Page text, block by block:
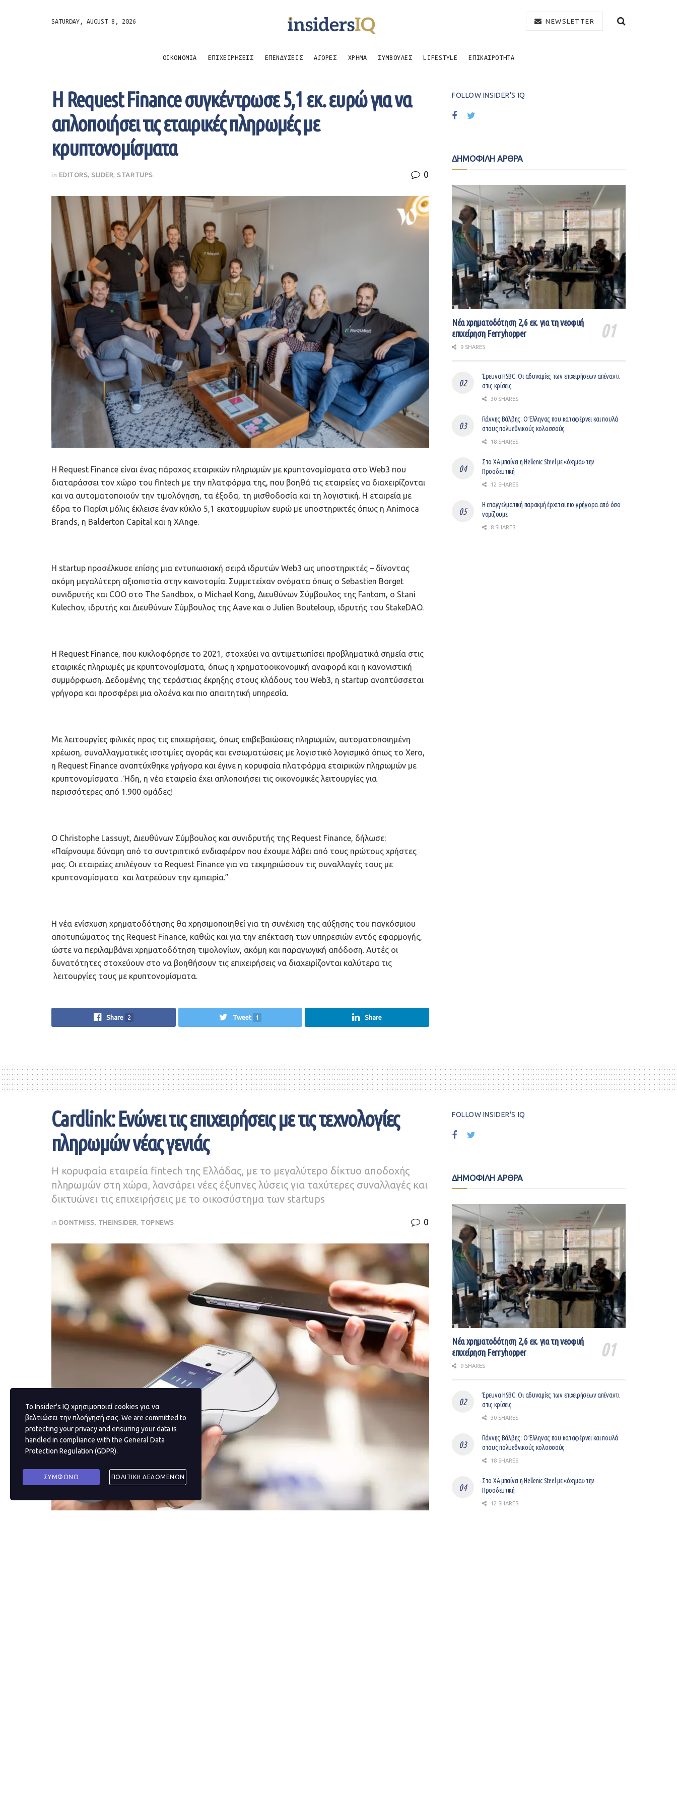
SATURDAY, AUGUST 8, 2026 NEWSLETTER
ΟΙΚΟΝΟΜΙΑ ΕΠΙΧΕΙΡΗΣΕΙΣ ΕΠΕΝΔΥΣΕΙΣ ΑΓΟΡΕΣ ΧΡΗΜΑ ΣΥΜΒΟΥΛΕΣ LIFESTYLE ΕΠΙΚΑΙΡΟΤΗΤΑ
H Request Finance συγκέντρωσε 5,1 εκ. ευρώ για να
απλοποιήσει τις εταιρικές πληρωμές με
κρυπτονομίσματα
in EDITORS SLIDER STARTUPS 0
Η Request Finance είναι ένας πάροχος εταιρικών πληρωμών με κρυπτονομίσματα στο Web3 που
διαταράσσει τον χώρο του fintech με την πλατφόρμα της, που βοηθά τις εταιρείες να διαχειρίζονται
και να αυτοματοποιούν την τιμολόγηση, τα έξοδα, τη μισθοδοσία και τη λογιστική. Η εταιρεία με
έδρα το Παρίσι μόλις έκλεισε έναν κύκλο 5,1 εκατομμυρίων ευρώ με υποστηρικτές όπως η Animoca
Brands, η Balderton Capital και η XAnge.
Η startup προσέλκυσε επίσης μια εντυπωσιακή σειρά ιδρυτών Web3 ως υποστηρικτές – δίνοντας
ακόμη μεγαλύτερη αξιοπιστία στην καινοτομία. Συμμετείχαν ονόματα όπως ο Sebastien Borget
συνιδρυτής και COO στο The Sandbox, ο Michael Kong, Διευθύνων Σύμβουλος της Fantom, ο Stani
Kulechov, ιδρυτής και Διευθύνων Σύμβουλος της Aave και ο Julien Bouteloup, ιδρυτής του StakeDAO.
Η Request Finance, που κυκλοφόρησε το 2021, στοχεύει να αντιμετωπίσει προβληματικά σημεία στις
εταιρικές πληρωμές με κρυπτονομίσματα, όπως η χρηματοοικονομική αναφορά και η κανονιστική
συμμόρφωση. Δεδομένης της τεράστιας έκρηξης στους κλάδους του Web3, η startup αναπτύσσεται
γρήγορα και προσφέρει μια ολοένα και πιο απαιτητική υπηρεσία.
Με λειτουργίες φιλικές προς τις επιχειρήσεις, όπως επιβεβαιώσεις πληρωμών, αυτοματοποιημένη
χρέωση, συναλλαγματικές ισοτιμίες αγοράς και ενσωματώσεις με λογιστικό λογισμικό όπως το Xero,
η Request Finance αναπτύχθηκε γρήγορα και έγινε η κορυφαία πλατφόρμα εταιρικών πληρωμών με
κρυπτονομίσματα . Ήδη, η νέα εταιρεία έχει απλοποιήσει τις οικονομικές λειτουργίες για
περισσότερες από 1.900 ομάδες!
Ο Christophe Lassuyt, Διευθύνων Σύμβουλος και συνιδρυτής της Request Finance, δήλωσε:
«Παίρνουμε δύναμη από το συντριπτικό ενδιαφέρον που έχουμε λάβει από τους πρώτους χρήστες
μας. Οι εταιρείες επιλέγουν το Request Finance για να τεκμηριώσουν τις συναλλαγές τους με
κρυπτονομίσματα και λατρεύουν την εμπειρία.”
Η νέα ενίσχυση χρηματοδότησης θα χρησιμοποιηθεί για τη συνέχιση της αύξησης του παγκόσμιου
αποτυπώματος της Request Finance, καθώς και για την επέκταση των υπηρεσιών εντός εφαρμογής,
ώστε να περιλαμβάνει χρηματοδότηση τιμολογίων, ακόμη και παραγωγική απόδοση. Αυτές οι
δυνατότητες στοχεύουν στο να βοηθήσουν τις επιχειρήσεις να διαχειρίζονται καλύτερα τις
λειτουργίες τους με κρυπτονομίσματα.
Share 2 Tweet 1 Share
FOLLOW INSIDER'S IQ
ΔΗΜΟΦΙΛΗ ΑΡΘΡΑ
Νέα χρηματοδότηση 2,6 εκ. για τη νεοφυή
επιχείρηση Ferryhopper
9 SHARES
Έρευνα HSBC: Οι αδυναμίες των επιχειρήσεων απέναντι
στις κρίσεις
30 SHARES
Γιάννης Βάλβης: O Έλληνας που καταφέρνει και πουλά
στους πολυεθνικούς κολοσσούς
18 SHARES
Στο ΧΑ μπαίνει η Hellenic Steel με «όχημα» την
Προοδευτική
12 SHARES
Η επαγγελματική παρακμή έρχεται πιο γρήγορα από όσο
νομίζουμε
8 SHARES
Cardlink: Ενώνει τις επιχειρήσεις με τις τεχνολογίες
πληρωμών νέας γενιάς
Η κορυφαία εταιρεία fintech της Ελλάδας, με το μεγαλύτερο δίκτυο αποδοχής
πληρωμών στη χώρα, λανσάρει νέες έξυπνες λύσεις για ταχύτερες συναλλαγές και
δικτυώνει τις επιχειρήσεις με το οικοσύστημα των startups
in DONTMISS THEINSIDER TOPNEWS 0
FOLLOW INSIDER'S IQ
ΔΗΜΟΦΙΛΗ ΑΡΘΡΑ
Νέα χρηματοδότηση 2,6 εκ. για τη νεοφυή
επιχείρηση Ferryhopper
9 SHARES
Έρευνα HSBC: Οι αδυναμίες των επιχειρήσεων απέναντι
στις κρίσεις
30 SHARES
Γιάννης Βάλβης: O Έλληνας που καταφέρνει και πουλά
στους πολυεθνικούς κολοσσούς
18 SHARES
Στο ΧΑ μπαίνει η Hellenic Steel με «όχημα» την
Προοδευτική
12 SHARES
Το Insider's IQ χρησιμοποιεί cookies για να
βελτιώσει την πλοήγησή σας. We are committed to
protecting your privacy and ensuring your data is
handled in compliance with the General Data
Protection Regulation (GDPR).
ΣΥΜΦΩΝΩ ΠΟΛΙΤΙΚΗ ΔΕΔΟΜΕΝΩΝ